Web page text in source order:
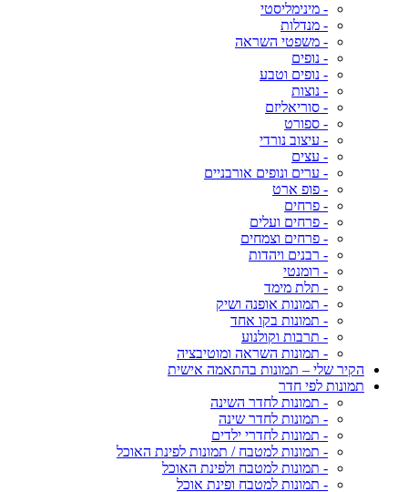
- מינימליסטי
- מנדלות
- משפטי השראה
- נופים
- נופים וטבע
- נוצות
- סוריאליזם
- ספורט
- עיצוב נורדי
- עצים
- ערים ונופים אורבניים
- פופ ארט
- פרחים
- פרחים ועלים
- פרחים וצמחים
- רבנים ויהדות
- רומנטי
- תלת מימד
- תמונות אופנה ושיק
- תמונות בקו אחד
- תרבות וקולנוע
- תמונות השראה ומוטיבציה
הקיר שלי – תמונות בהתאמה אישית
תמונות לפי חדר
- תמונות לחדר השינה
- תמונות לחדר שינה
- תמונות לחדרי ילדים
- תמונות למטבח / תמונות לפינת האוכל
- תמונות למטבח ולפינת האוכל
- תמונות למטבח ופינת אוכל